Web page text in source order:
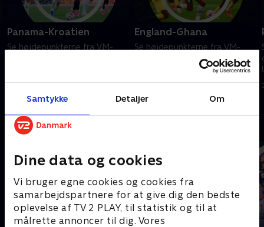
Samtykke Detaljer Om
Dine data og cookies
Vi bruger egne cookies og cookies fra
samarbejdspartnere for at give dig den bedste
oplevelse af TV 2 PLAY, til statistik og til at
målrette annoncer til dig. Vores
Panama-Kroatien
Se højdepunkterne fra VM-
24. juni 2026 • 5 min
England-Ghana
Se højdepunkterne fra VM-
opgøret mellem England og
24. juni 2026 • 5 min
Andre så også